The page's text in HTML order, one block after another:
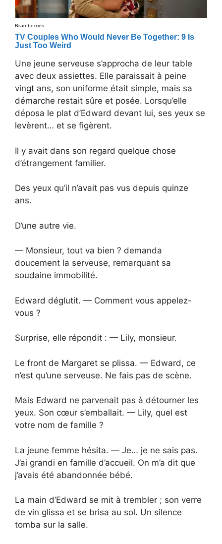
Une jeune serveuse s’approcha de leur table
avec deux assiettes. Elle paraissait à peine
vingt ans, son uniforme était simple, mais sa
démarche restait sûre et posée. Lorsqu’elle
déposa le plat d’Edward devant lui, ses yeux se
levèrent… et se figèrent.
Il y avait dans son regard quelque chose
d’étrangement familier.
Des yeux qu’il n’avait pas vus depuis quinze
ans.
D’une autre vie.
— Monsieur, tout va bien ? demanda
doucement la serveuse, remarquant sa
soudaine immobilité.
Edward déglutit. — Comment vous appelez-
vous ?
Surprise, elle répondit : — Lily, monsieur.
Le front de Margaret se plissa. — Edward, ce
n’est qu’une serveuse. Ne fais pas de scène.
Mais Edward ne parvenait pas à détourner les
yeux. Son cœur s’emballait. — Lily, quel est
votre nom de famille ?
La jeune femme hésita. — Je… je ne sais pas.
J’ai grandi en famille d’accueil. On m’a dit que
j’avais été abandonnée bébé.
La main d’Edward se mit à trembler ; son verre
de vin glissa et se brisa au sol. Un silence
tomba sur la salle.